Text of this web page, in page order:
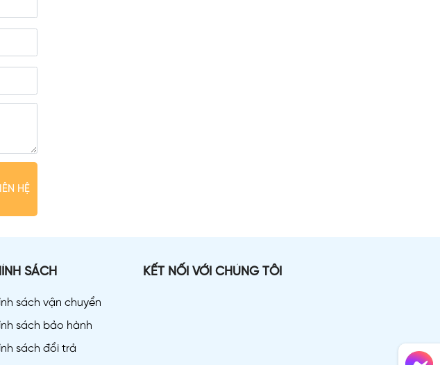
HỆ
SÁCH
sách vận chuyển
sách bảo hành
sách đổi trả
KẾT NỐI VỚI CHÚNG TÔI